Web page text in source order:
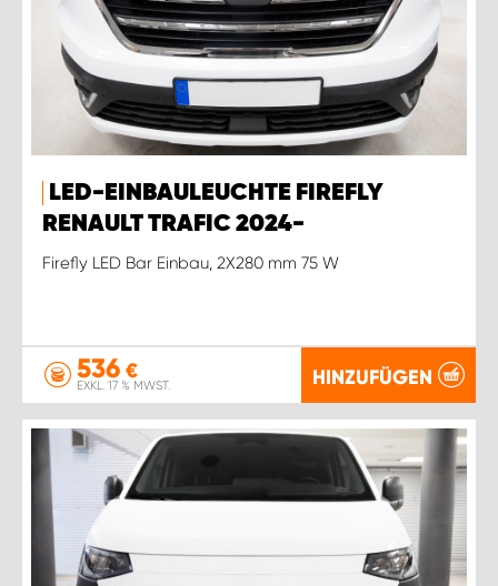
LED-EINBAULEUCHTE FIREFLY
RENAULT TRAFIC 2024-
Firefly LED Bar Einbau, 2X280 mm 75 W
536 €
EXKL. 17 % MWST. HINZUFÜGEN